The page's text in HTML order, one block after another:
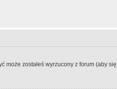
zostałeś wyrzucony z forum (aby